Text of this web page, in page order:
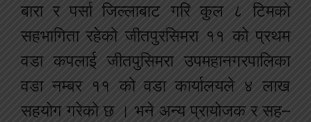
बारा र पर्सा जिल्लाबाट गरि कुल ८ टिमको
सहभागिता रहेको जीतपुरसिमरा ११ को प्रथम
वडा कपलाई जीतपुसिमरा उपमहानगरपालिका
वडा नम्बर ११ को वडा कार्यालयले ४ लाख
सहयोग गरेको छ । भने अन्य प्रायोजक र सह–